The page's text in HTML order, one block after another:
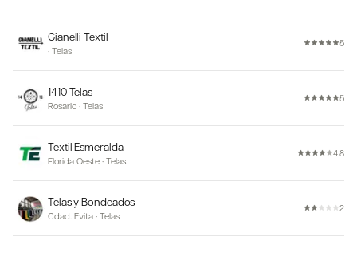
Gianelli Textil
· Telas
5
1410 Telas
Rosario · Telas
5
Textil Esmeralda
Florida Oeste · Telas
4.8
Telas y Bondeados
Cdad. Evita · Telas
2